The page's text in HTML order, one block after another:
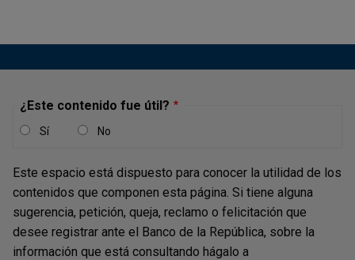
¿Este contenido fue útil?
Sí No
Este espacio está dispuesto para conocer la utilidad de los
contenidos que componen esta página. Si tiene alguna
sugerencia, petición, queja, reclamo o felicitación que
desee registrar ante el Banco de la República, sobre la
información que está consultando hágalo a